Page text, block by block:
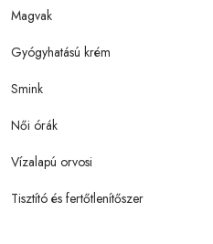
Magvak
Gyógyhatású krém
Smink
Női órák
Vízalapú orvosi
Tisztító és fertőtlenítőszer